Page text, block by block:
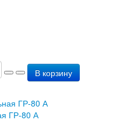
В корзину
ГР-80 А